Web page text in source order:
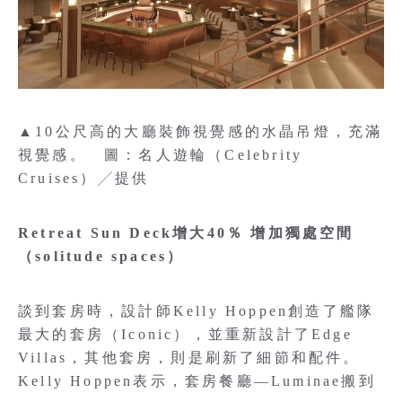
▲10公尺高的大廳裝飾視覺感的水晶吊燈，充滿
視覺感。 圖：名人遊輪（Celebrity
Cruises）╱提供
Retreat Sun Deck增大40％ 增加獨處空間
（solitude spaces）
談到套房時，設計師Kelly Hoppen創造了艦隊
最大的套房（Iconic），並重新設計了Edge
Villas，其他套房，則是刷新了細節和配件。
Kelly Hoppen表示，套房餐廳—Luminae搬到